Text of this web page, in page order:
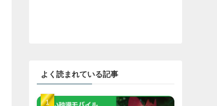
よく読まれている記事